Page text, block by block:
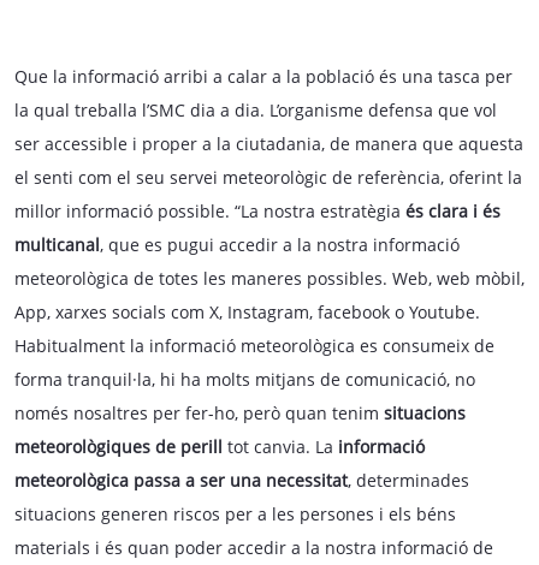
Que la informació arribi a calar a la població és una tasca per
la qual treballa l’SMC dia a dia. L’organisme defensa que vol
ser accessible i proper a la ciutadania, de manera que aquesta
el senti com el seu servei meteorològic de referència, oferint la
millor informació possible. “La nostra estratègia és clara i és
multicanal, que es pugui accedir a la nostra informació
meteorològica de totes les maneres possibles. Web, web mòbil,
App, xarxes socials com X, Instagram, facebook o Youtube.
Habitualment la informació meteorològica es consumeix de
forma tranquil·la, hi ha molts mitjans de comunicació, no
només nosaltres per fer-ho, però quan tenim situacions
meteorològiques de perill tot canvia. La informació
meteorològica passa a ser una necessitat, determinades
situacions generen riscos per a les persones i els béns
materials i és quan poder accedir a la nostra informació de